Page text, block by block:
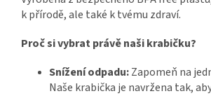
k přírodě, ale také k tvému zdraví.
Proč si vybrat právě naši krabičku?
Snížení odpadu:Zapomeň na
Naše krabička je navržena tak,